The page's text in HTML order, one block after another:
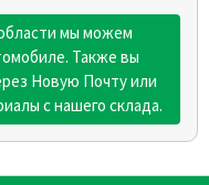
мы можем
Также вы
Новую Почту или
с нашего склада.